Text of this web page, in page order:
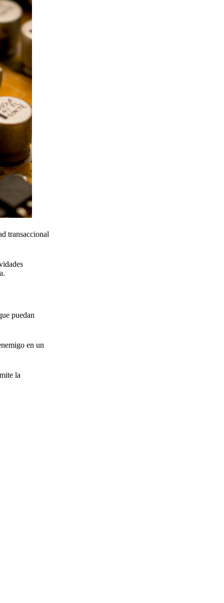
transaccional
puedan
en un
la